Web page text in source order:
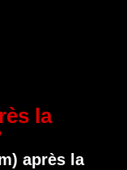
la
après la